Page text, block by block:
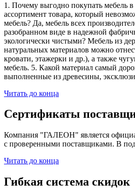
1. Почему выгодно покупать мебель
ассортимент товара, который
мебель? Да, мебель всех
разобранном виде в надежной
экологически чистыми? Мебель из
натуральных материалов можно
кровати, этажерки и др.), а также
мебель. 5. Какой материал самый
выполненные из древесины,
Читать до конца
Сертификаты
Компания "ГАЛЕОН" является
с проверенными поставщиками. В
Читать до конца
Гибкая система скидок